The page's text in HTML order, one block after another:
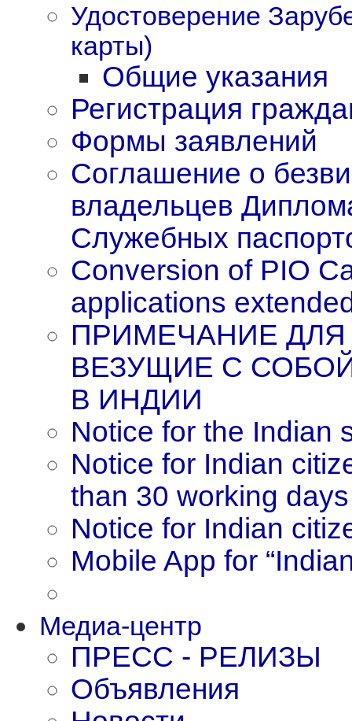
Удостоверение
карты)
Общие указания
Регистрация
Формы заявлений
Соглашение о
владельцев
Служебных
Conversion of PIO
applications
ПРИМЕЧАНИЕ
ВЕЗУЩИЕ С
В ИНДИИ
Notice for the Indian
Notice for Indian
than 30 working days
Notice for Indian
Mobile App for
Медиа-центр
ПРЕСС - РЕЛИЗЫ
Объявления